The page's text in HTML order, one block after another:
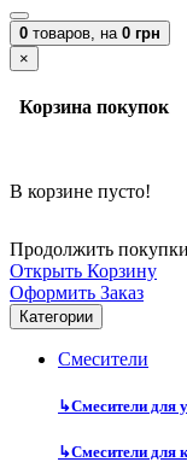
0 товаров, на 0 грн
×
Корзина покупок
В корзине пусто!
Продолжить покупки
Открыть Корзину
Оформить Заказ
Категории
Смесители
↳Смесители для
↳Смесители для